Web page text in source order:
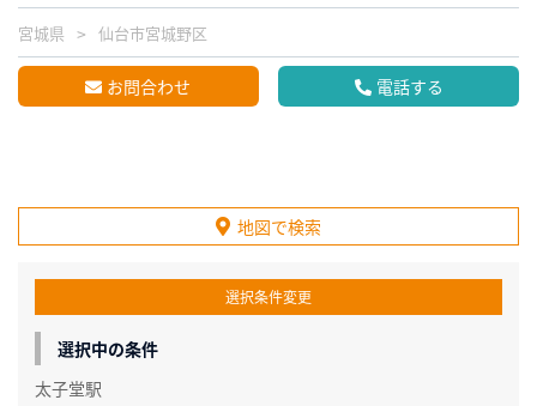
宮城県 仙台市宮城野区
お問合わせ 電話する
地図で検索
選択条件変更
選択中の条件
太子堂駅